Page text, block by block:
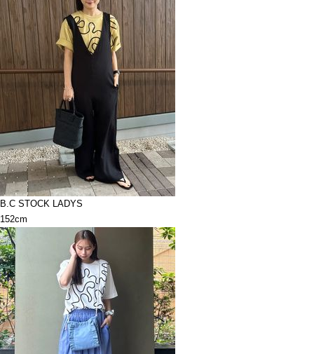
B.C STOCK LADYS
152cm